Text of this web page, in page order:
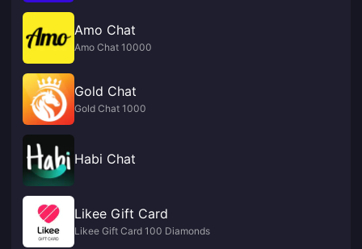
Amo Chat
Amo Chat 10000
Gold Chat
Gold Chat 1000
Habi Chat
Likee Gift Card
Likee Gift Card 100 Diamonds